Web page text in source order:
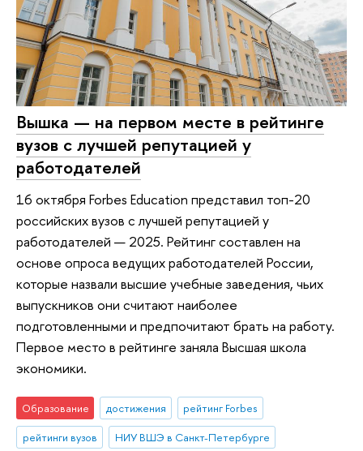
Вышка — на первом месте в рейтинге
вузов с лучшей репутацией у
работодателей
16 октября Forbes Education представил топ-20
российских вузов с лучшей репутацией у
работодателей — 2025. Рейтинг составлен на
основе опроса ведущих работодателей России,
которые назвали высшие учебные заведения, чьих
выпускников они считают наиболее
подготовленными и предпочитают брать на работу.
Первое место в рейтинге заняла Высшая школа
экономики.
Образование достижения
рейтинг Forbes
рейтинги вузов
НИУ ВШЭ в Санкт-Петербурге